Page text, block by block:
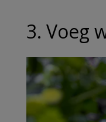
3. Voeg